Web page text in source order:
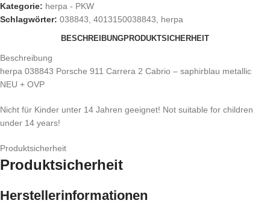
Kategorie: herpa - PKW
Schlagwörter: 038843, 4013150038843, herpa
BESCHREIBUNGPRODUKTSICHERHEIT
Beschreibung
herpa 038843 Porsche 911 Carrera 2 Cabrio – saphirblau metallic
NEU + OVP
Nicht für Kinder unter 14 Jahren geeignet! Not suitable for children
under 14 years!
Produktsicherheit
Produktsicherheit
Herstellerinformationen